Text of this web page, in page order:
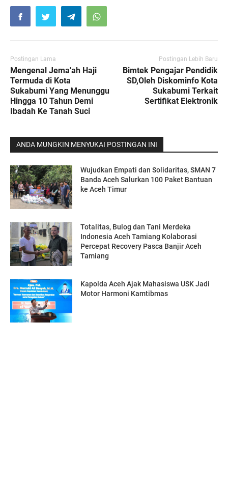
Postingan Lama
Mengenal Jema'ah Haji
Termuda di Kota
Sukabumi Yang Menunggu
Hingga 10 Tahun Demi
Ibadah Ke Tanah Suci
Postingan Lebih Baru
Bimtek Pengajar Pendidik
SD,Oleh Diskominfo Kota
Sukabumi Terkait
Sertifikat Elektronik
ANDA MUNGKIN MENYUKAI POSTINGAN INI
Wujudkan Empati dan Solidaritas, SMAN 7
Banda Aceh Salurkan 100 Paket Bantuan
ke Aceh Timur
Totalitas, Bulog dan Tani Merdeka
Indonesia Aceh Tamiang Kolaborasi
Percepat Recovery Pasca Banjir Aceh
Tamiang
Kapolda Aceh Ajak Mahasiswa USK Jadi
Motor Harmoni Kamtibmas